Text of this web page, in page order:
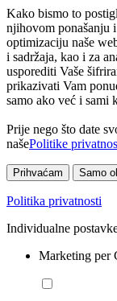
Kako bismo to
njihovom ponašanju
optimizaciju naše
i sadržaja, kao i za
usporediti Vaše
prikazivati Vam
samo ako već i sami
Prije nego što date
našePolitike
Prihvaćam Samo
Politika privatnosti
Individualne
Marketing per